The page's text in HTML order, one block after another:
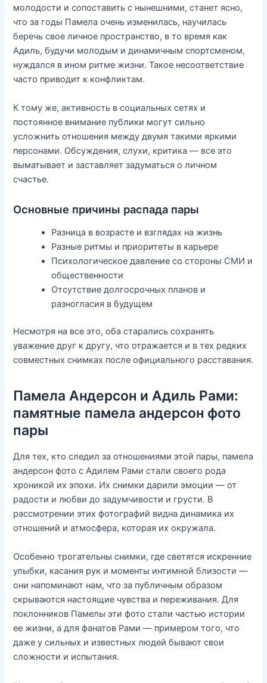
молодости и сопоставить с нынешними, станет ясно,
что за годы Памела очень изменилась, научилась
беречь свое личное пространство, в то время как
Адиль, будучи молодым и динамичным спортсменом,
нуждался в ином ритме жизни. Такое несоответствие
часто приводит к конфликтам.
К тому же, активность в социальных сетях и
постоянное внимание публики могут сильно
усложнить отношения между двумя такими яркими
персонами. Обсуждения, слухи, критика — все это
выматывает и заставляет задуматься о личном
счастье.
Основные причины распада пары
Разница в возрасте и взглядах на жизнь
Разные ритмы и приоритеты в карьере
Психологическое давление со стороны СМИ и
общественности
Отсутствие долгосрочных планов и
разногласия в будущем
Несмотря на все это, оба старались сохранять
уважение друг к другу, что отражается и в тех редких
совместных снимках после официального расставания.
Памела Андерсон и Адиль Рами:
памятные памела андерсон фото
пары
Для тех, кто следил за отношениями этой пары, памела
андерсон фото с Адилем Рами стали своего рода
хроникой их эпохи. Их снимки дарили эмоции — от
радости и любви до задумчивости и грусти. В
рассмотрении этих фотографий видна динамика их
отношений и атмосфера, которая их окружала.
Особенно трогательны снимки, где светятся искренние
улыбки, касания рук и моменты интимной близости —
они напоминают нам, что за публичным образом
скрываются настоящие чувства и переживания. Для
поклонников Памелы эти фото стали частью истории
ее жизни, а для фанатов Рами — примером того, что
даже у сильных и известных людей бывают свои
сложности и испытания.